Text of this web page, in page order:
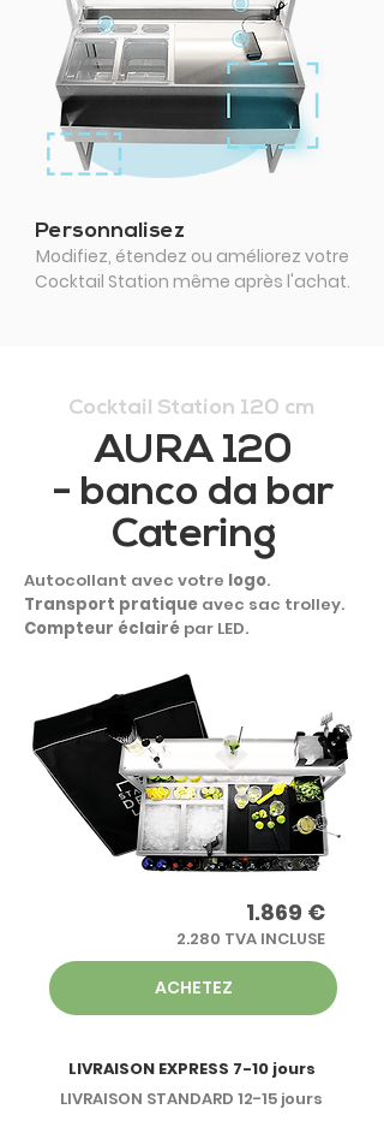
Personnalisez
Modifiez, étendez ou améliorez votre
Cocktail Station même après l'achat.
Cocktail Station 120 cm
AURA 120
- banco da bar
Catering
Autocollant avec votre logo.
Transport pratique avec sac trolley.
Compteur éclairé par LED.
1.869 €
2.280 TVA INCLUSE
ACHETEZ
LIVRAISON EXPRESS 7-10 jours
LIVRAISON STANDARD 12-15 jours